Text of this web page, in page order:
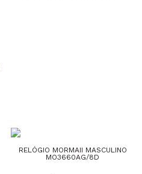
RELÓGIO MORMAII MASCULINO
MO3660AG/8D